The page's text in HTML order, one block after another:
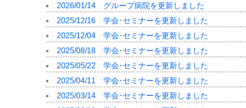
2026/01/14 グループ病院を更新しました
2025/12/16 学会･セミナーを更新しました
2025/12/04 学会･セミナーを更新しました
2025/08/18 学会･セミナーを更新しました
2025/05/22 学会･セミナーを更新しました
2025/04/11 学会･セミナーを更新しました
2025/03/14 学会･セミナーを更新しました